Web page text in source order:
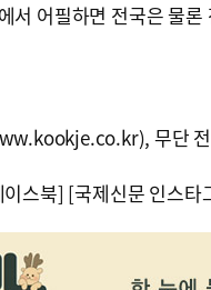
서 어필하면 전국은 물
무단 전
스북] [국제신문 인스타